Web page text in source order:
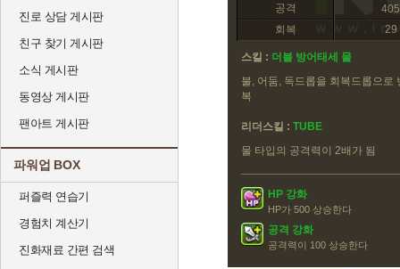
진로 상담 게시판
친구 찾기 게시판
소식 게시판
동영상 게시판
팬아트 게시판
파워업 BOX
퍼즐력 연습기
경험치 계산기
진화재료 간편 검색
공격
405
회복
29
스킬 : 더블 방어태세 물
불, 어둠, 독드롭을 회복드롭으로
복
리더스킬 : TUBE
물 타입의 공격력이 2배가 됨
HP 강화
HP가 500 상승한다
공격 강화
공격력이 100 상승한다